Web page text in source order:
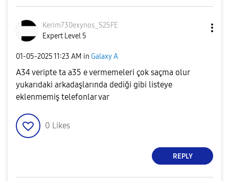
Kerim730exynos_ S25FE
Expert Level 5
‎01-05-202511:23 AM in Galaxy A
A34 veripte ta a35 e vermemeleri çok saçma olur
yukarıdaki arkadaşlarında dediği gibi listeye
eklenmemiş telefonlar var
0 Likes
REPLY